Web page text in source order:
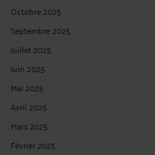
Octobre 2025
Septembre 2025
Juillet 2025
Juin 2025
Mai 2025
Avril 2025
Mars 2025
Février 2025